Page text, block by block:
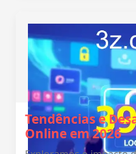
Tendências e
Online em 2026